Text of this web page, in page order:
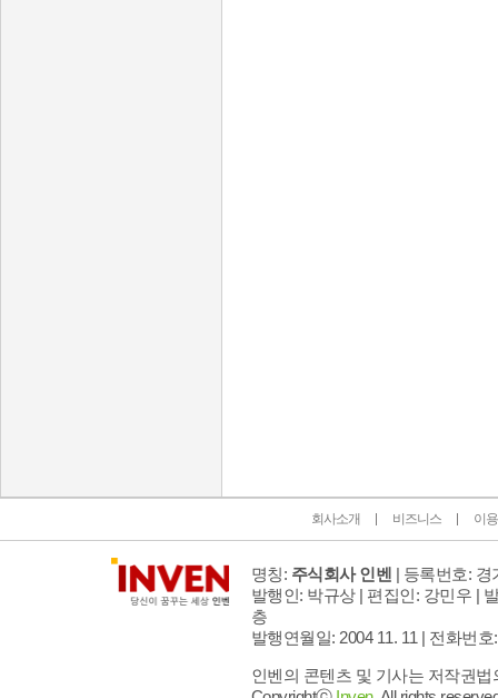
회사소개 비즈니스 이
명칭: 주식회사 인벤 | 등록번호: 경
발행인: 박규상 | 편집인: 강민우 |
층
발행연월일: 2004 11. 11 | 전화번호
인벤의 콘텐츠 및 기사는 저작권